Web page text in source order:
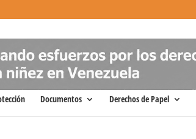
Documentos Derechos de Papel